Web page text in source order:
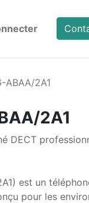
ABAA/2A1
2A1
DECT
est un
pour les